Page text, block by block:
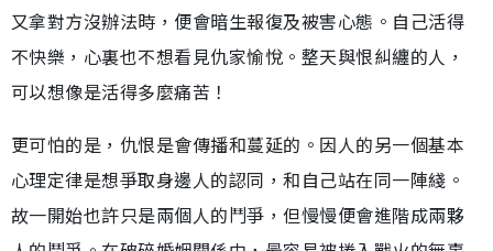
又拿對方沒辦法時，便會暗生報復及被害心態。自己活得
不快樂，心裏也不想看見仇家愉悅。整天與恨糾纏的人，
可以想像是活得多麼痛苦！
更可怕的是，仇恨是會傳播和蔓延的。因人的另一個基本
心理定律是想爭取身邊人的認同，和自己站在同一陣綫。
故一開始也許只是兩個人的鬥爭，但慢慢便會進階成兩夥